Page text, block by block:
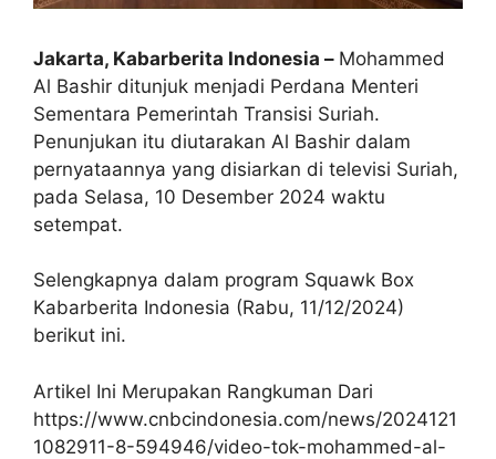
Jakarta, Kabarberita Indonesia – Mohammed
Al Bashir ditunjuk menjadi Perdana Menteri
Sementara Pemerintah Transisi Suriah.
Penunjukan itu diutarakan Al Bashir dalam
pernyataannya yang disiarkan di televisi Suriah,
pada Selasa, 10 Desember 2024 waktu
setempat.
Selengkapnya dalam program Squawk Box
Kabarberita Indonesia (Rabu, 11/12/2024)
berikut ini.
Artikel Ini Merupakan Rangkuman Dari
https://www.cnbcindonesia.com/news/2024121
1082911-8-594946/video-tok-mohammed-al-